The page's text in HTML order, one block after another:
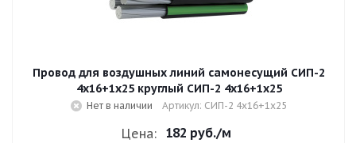
Провод для воздушных линий самонесущий СИП-2
4х16+1х25 круглый СИП-2 4х16+1х25
Нет в наличии Артикул: СИП-2 4х16+1х25
Цена: 182 руб./м